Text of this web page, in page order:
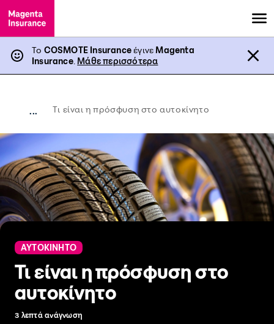
Το COSMOTE InsuranceέγινεMagenta
Insurance. Μάθε περισσότερα
... Τι είναι η πρόσφυση στο αυτοκίνητο
ΑΥΤΟΚΙΝΗΤΟ
Τι είναι η πρόσφυση στο
αυτοκίνητο
3 λεπτά ανάγνωση